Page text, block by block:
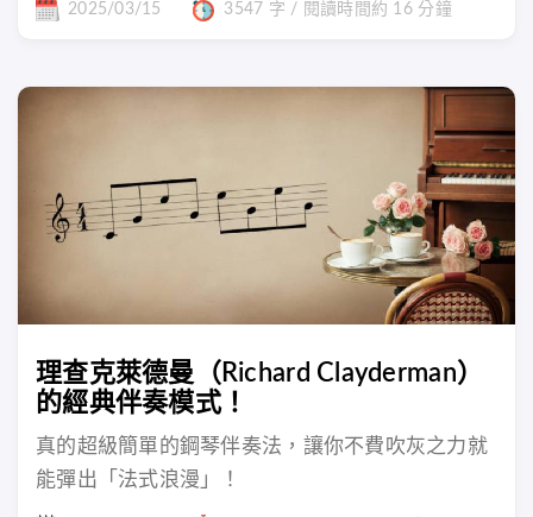
2025/03/15 3547 字 / 閱讀時間約 16 分鐘
理查克萊德曼（Richard Clayderman）
的經典伴奏模式！
真的超級簡單的鋼琴伴奏法，讓你不費吹灰之力就
能彈出「法式浪漫」！